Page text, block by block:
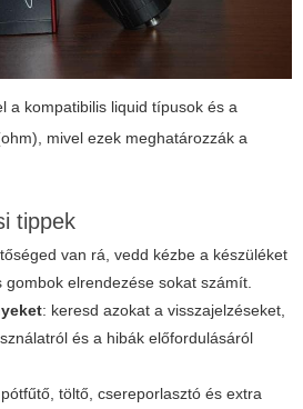
a kompatibilis liquid típusok és a
mivel ezek meghatározzák a
tippek
van rá, vedd kézbe a készüléket
elrendezése sokat számít.
: keresd azokat a visszajelzéseket,
és a hibák előfordulásáról
töltő, csereporlasztó és extra